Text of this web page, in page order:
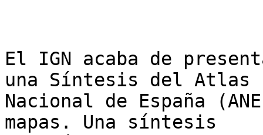
El IGN acaba de
una Síntesis del Atlas
Nacional de España
mapas. Una síntesis